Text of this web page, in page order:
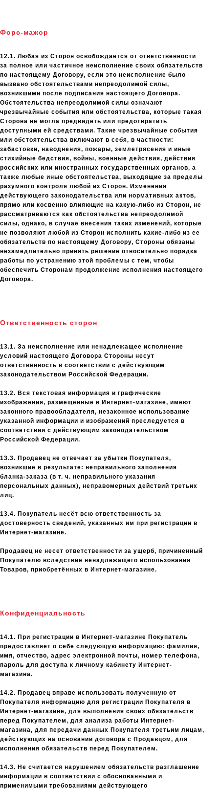
Форс-мажор
12.1. Любая из Сторон освобождается от ответственности
за полное или частичное неисполнение своих обязательств
по настоящему Договору, если это неисполнение было
вызвано обстоятельствами непреодолимой силы,
возникшими после подписания настоящего Договора.
Обстоятельства непреодолимой силы означают
чрезвычайные события или обстоятельства, которые такая
Сторона не могла предвидеть или предотвратить
доступными ей средствами. Такие чрезвычайные события
или обстоятельства включают в себя, в частности:
забастовки, наводнения, пожары, землетрясения и иные
стихийные бедствия, войны, военные действия, действия
российских или иностранных государственных органов, а
также любые иные обстоятельства, выходящие за пределы
разумного контроля любой из Сторон. Изменения
действующего законодательства или нормативных актов,
прямо или косвенно влияющие на какую-либо из Сторон, не
рассматриваются как обстоятельства непреодолимой
силы, однако, в случае внесения таких изменений, которые
не позволяют любой из Сторон исполнить какие-либо из ее
обязательств по настоящему Договору, Стороны обязаны
незамедлительно принять решение относительно порядка
работы по устранению этой проблемы с тем, чтобы
обеспечить Сторонам продолжение исполнения настоящего
Договора.
Ответственность сторон
13.1. За неисполнение или ненадлежащее исполнение
условий настоящего Договора Стороны несут
ответственность в соответствии с действующим
законодательством Российской Федерации.
13.2. Вся текстовая информация и графические
изображения, размещенные в Интернет-магазине, имеют
законного правообладателя, незаконное использование
указанной информации и изображений преследуется в
соответствии с действующим законодательством
Российской Федерации.
13.3. Продавец не отвечает за убытки Покупателя,
возникшие в результате: неправильного заполнения
бланка-заказа (в т. ч. неправильного указания
персональных данных), неправомерных действий третьих
лиц.
13.4. Покупатель несёт всю ответственность за
достоверность сведений, указанных им при регистрации в
Интернет-магазине.
Продавец не несет ответственности за ущерб, причиненный
Покупателю вследствие ненадлежащего использования
Товаров, приобретённых в Интернет-магазине.
Конфиденциальность
14.1. При регистрации в Интернет-магазине Покупатель
предоставляет о себе следующую информацию: фамилия,
имя, отчество, адрес электронной почты, номер телефона,
пароль для доступа к личному кабинету Интернет-
магазина.
14.2. Продавец вправе использовать полученную от
Покупателя информацию для регистрации Покупателя в
Интернет-магазине, для выполнения своих обязательств
перед Покупателем, для анализа работы Интернет-
магазина, для передачи данных Покупателя третьим лицам,
действующих на основании договора с Продавцом, для
исполнения обязательств перед Покупателем.
14.3. Не считается нарушением обязательств разглашение
информации в соответствии с обоснованными и
применимыми требованиями действующего